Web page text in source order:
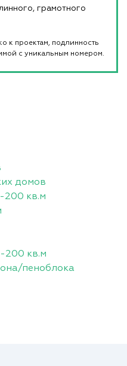
грамотного
к проектам, подлинность
с уникальным номером.
домов
200 кв.м
200 кв.м
пеноблока